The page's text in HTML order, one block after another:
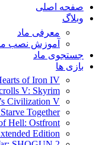
صفحه اصلی
وبلاگ
معرفی ماد
آموزش نصب
جستجوی ماد
بازی ها
of Iron IV
V: Skyrim
Civilization V
Together
Hell: Ostfront
Edition